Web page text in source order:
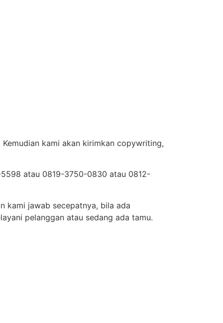
kami akan kirimkan copywriting,
atau 0819-3750-0830 atau 0812-
kami jawab secepatnya, bila ada
pelanggan atau sedang ada tamu.